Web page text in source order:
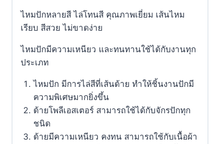
ไหมปักหลายสี ไล่โทนสี คุณภาพเยี่ยม เส้นไหม
เรียบ สีสวย ไม่ขาดง่าย
ไหมปักมีความเหนียว และทนทานใช้ได้กับงานทุก
ประเภท
ไหมปัก มีการไล่สีที่เส้นด้าย ทำให้ชิ้นงานปักมี
ความพิเศษมากยิ่งขึ้น
ด้ายโพลีเอสเตอร์ สามารถใช้ได้กับจักรปักทุก
ชนิด
ด้ายมีความเหนียว คงทน สามารถใช้กับเนื้อผ้า